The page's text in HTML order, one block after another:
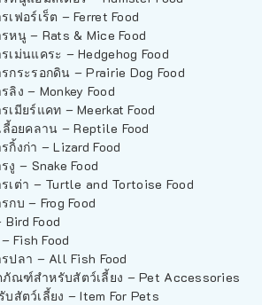
เฟอร์เร็ต – Ferret Food
หนู – Rats & Mice Food
เม่นแคระ – Hedgehog Food
กระรอกดิน – Prairie Dog Food
ลิง – Monkey Food
เมียร์แคท – Meerkat Food
ลี้อยคลาน – Reptile Food
กิ้งก่า – Lizard Food
งู – Snake Food
เต่า – Turtle and Tortoise Food
กบ – Frog Food
Food
Fish Food
ปลา – All Fish Food
ณฑ์สำหรับสัตว์เลี้ยง – Pet Accessories
สัตว์เลี้ยง – Item For Pets